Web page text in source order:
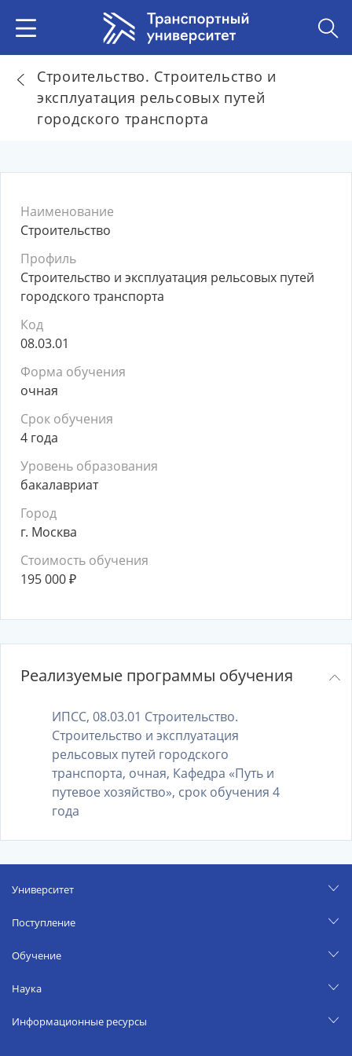
Строительство. Строительство и
эксплуатация рельсовых путей
городского транспорта
Наименование
Строительство
Профиль
Строительство и эксплуатация рельсовых путей
городского транспорта
Код
08.03.01
Форма обучения
очная
Срок обучения
4 года
Уровень образования
бакалавриат
Город
г. Москва
Стоимость обучения
195 000₽
Реализуемые программы обучения
ИПСС, 08.03.01 Строительство.
Строительство и эксплуатация
рельсовых путей городского
транспорта, очная, Кафедра «Путь и
путевое хозяйство», срок обучения 4
года
Университет
Поступление
Обучение
Наука
Информационные ресурсы